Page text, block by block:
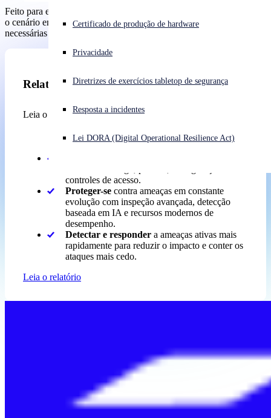
Enfrentando um ataque cibernético? Obtenha ajuda imediata
Iniciar sessão
Português (Brasil) Open language switcher
Certificado de produção de hardware
Privacidade
Diretrizes de exercícios tabletop de segurança
Resposta a incidentes
Lei DORA (Digital Operational Resilience Act)
Feito para equipes de TI e segurança, ele ajuda os leitores a entender
o cenário em constante mudança das ameaças e as medidas
necessárias para proteger os ambientes de rede modernos.
Relatório
Leia o relatório para obter orientações práticas sobre como:
controles de acesso.
Proteger-se contra ameaças em constante
evolução com inspeção avançada, detecção
baseada em IA e recursos modernos de
desempenho.
Detectar e responder a ameaças ativas mais
rapidamente para reduzir o impacto e conter os
ataques mais cedo.
Leia o relatório